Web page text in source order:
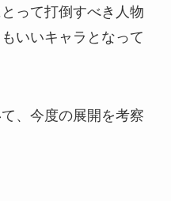
って打倒すべき人物
いいキャラとなって
、今度の展開を考察